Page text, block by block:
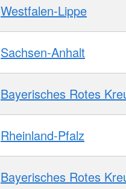
Westfalen-Lippe
Sachsen-Anhalt
Bayerisches Rotes
Rheinland-Pfalz
Bayerisches Rotes